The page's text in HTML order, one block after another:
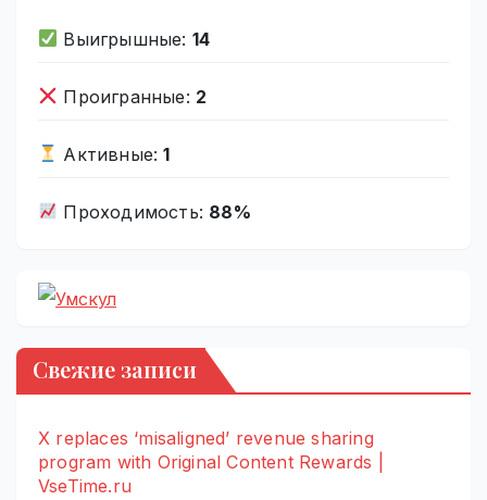
Выигрышные: 14
Проигранные: 2
Активные:1
Проходимость: 88%
Свежие записи
X replaces ‘misaligned’ revenue sharing
program with Original Content Rewards |
VseTime.ru